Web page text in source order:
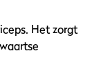
Het zorgt